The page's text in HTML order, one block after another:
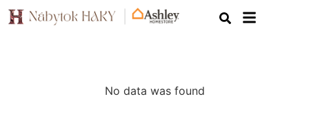
No data was found